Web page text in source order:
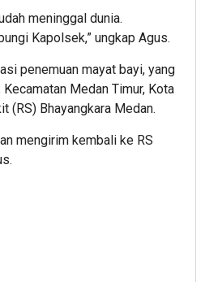
meninggal dunia.
Kapolsek,” ungkap Agus.
penemuan mayat bayi, yang
Medan Timur, Kota
(RS) Bhayangkara Medan.
mengirim kembali ke RS